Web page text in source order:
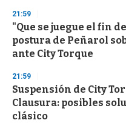
d
s
21:59
"Que se juegue el fin
postura de Peñarol
ante City Torque
21:59
Suspensión de City
Clausura: posibles
clásico